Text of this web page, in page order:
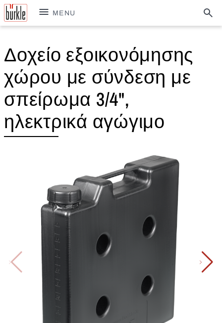
MENU
Δοχείο εξοικονόμησης
χώρου με σύνδεση με
σπείρωμα 3/4",
ηλεκτρικά αγώγιμο